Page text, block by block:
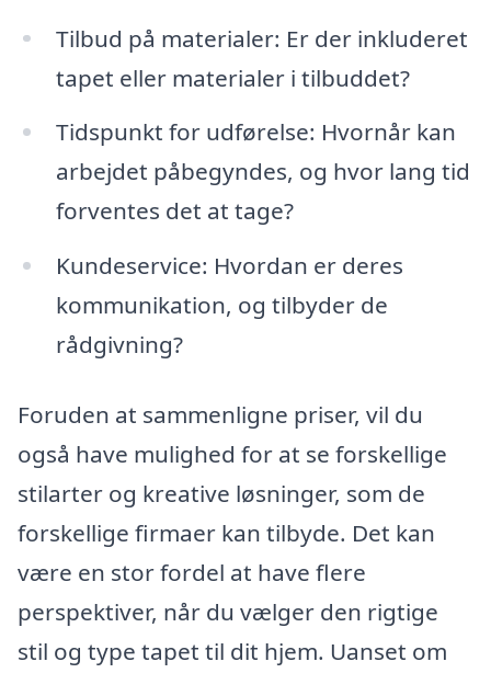
Tilbud på materialer: Er der inkluderet
tapet eller materialer i tilbuddet?
Tidspunkt for udførelse: Hvornår kan
arbejdet påbegyndes, og hvor lang tid
forventes det at tage?
Kundeservice: Hvordan er deres
kommunikation, og tilbyder de
rådgivning?
Foruden at sammenligne priser, vil du
også have mulighed for at se forskellige
stilarter og kreative løsninger, som de
forskellige firmaer kan tilbyde. Det kan
være en stor fordel at have flere
perspektiver, når du vælger den rigtige
stil og type tapet til dit hjem. Uanset om